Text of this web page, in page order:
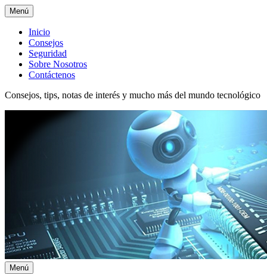
Menú
Menú
superior
Inicio
Consejos
Seguridad
Sobre Nosotros
Contáctenos
Consejos, tips, notas de interés y mucho más del mundo tecnológico
Menú